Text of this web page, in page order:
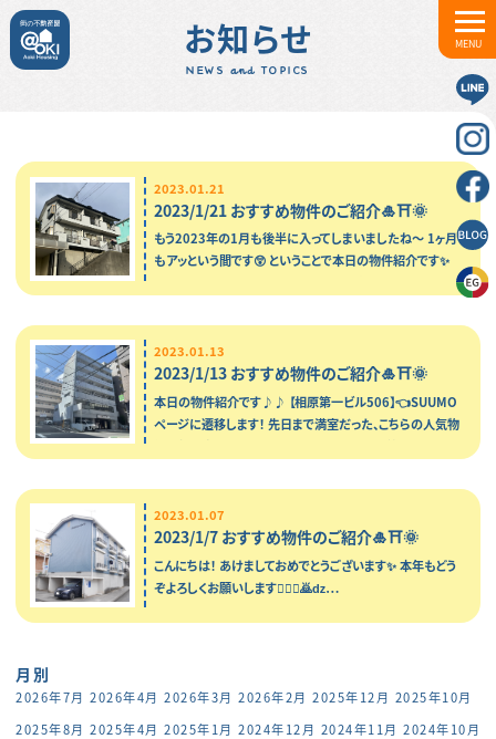
MENU
お知らせ
NEWS and TOPICS
2023.01.21
2023/1/21 おすすめ物件のご紹介🎍⛩️🌞
もう2023年の1月も後半に入ってしまいましたね～ 1ヶ月
もアッという間です😲 ということで本日の物件紹介です✨
2023.01.13
2023/1/13 おすすめ物件のご紹介🎍⛩️🌞
本日の物件紹介です♪♪ 【相原第一ビル506】👈SUUMO
ページに遷移します！ 先日まで満室だった、こちらの人気物
2023.01.07
2023/1/7 おすすめ物件のご紹介🎍⛩️🌞
こんにちは！ あけましておめでとうございます✨ 本年もどう
ぞよろしくお願いします🙇🏻‍♂️🙇ǳ…
月別
2026年7月 2026年4月 2026年3月 2026年2月 2025年12月 2025年10月
2025年8月 2025年4月 2025年1月 2024年12月 2024年11月 2024年10月